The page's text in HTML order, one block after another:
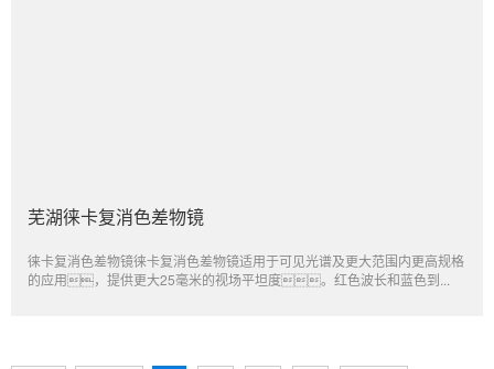
芜湖徕卡复消色差物镜
徕卡复消色差物镜徕卡复消色差物镜适用于可见光谱及更大范围内更高规格
的应用，提供更大25毫米的视场平坦度。红色波长和蓝色到...